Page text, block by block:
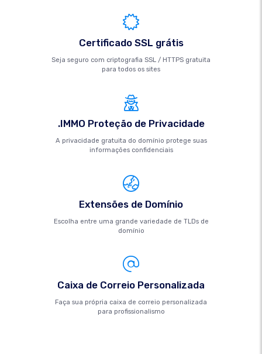
Certificado SSL grátis
Seja seguro com criptografia SSL / HTTPS gratuita
para todos os sites
.IMMO Proteção de Privacidade
A privacidade gratuita do domínio protege suas
informações confidenciais
Extensões de Domínio
Escolha entre uma grande variedade de TLDs de
domínio
Caixa de Correio Personalizada
Faça sua própria caixa de correio personalizada
para profissionalismo